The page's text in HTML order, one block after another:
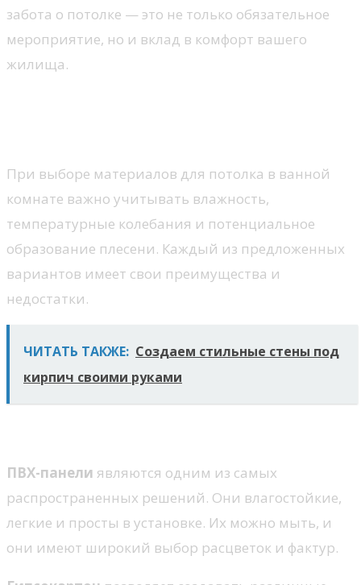
забота о потолке — это не только обязательное
мероприятие, но и вклад в комфорт вашего
жилища.
При выборе материалов для потолка в ванной
комнате важно учитывать влажность,
температурные колебания и потенциальное
образование плесени. Каждый из предложенных
вариантов имеет свои преимущества и
недостатки.
ЧИТАТЬ ТАКЖЕ: Создаем стильные стены под
кирпич своими руками
ПВХ-панели являются одним из самых
распространенных решений. Они влагостойкие,
легкие и просты в установке. Их можно мыть, и
они имеют широкий выбор расцветок и фактур.